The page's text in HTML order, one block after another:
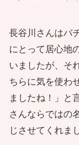
長谷川さんはバ
にとって居心地
いましたが、そ
ちらに気を使わ
ましたね！」と
さんならではの
じさせてくれま